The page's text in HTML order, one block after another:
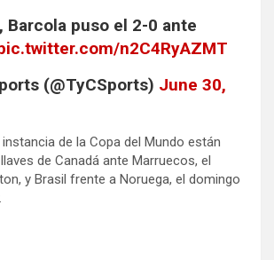
Barcola puso el 2-0 ante
n2C4RyAZMT
(@TyCSports) June 30,
de la Copa del Mundo están
de Canadá ante Marruecos, el
y Brasil frente a Noruega, el domingo